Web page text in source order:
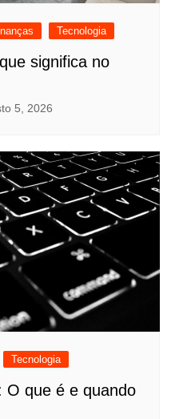
Tecnologia
significa no
5, 2026
Tecnologia
O que é e quando